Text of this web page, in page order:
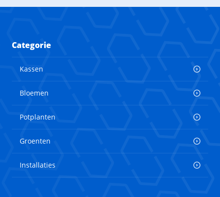
Categorie
Kassen
Bloemen
Potplanten
Groenten
Installaties